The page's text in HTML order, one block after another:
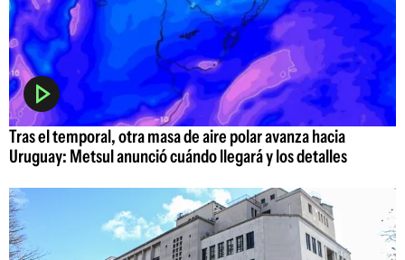
Tras el temporal, otra masa de aire polar avanza hacia
Uruguay: Metsul anunció cuándo llegará y los detalles